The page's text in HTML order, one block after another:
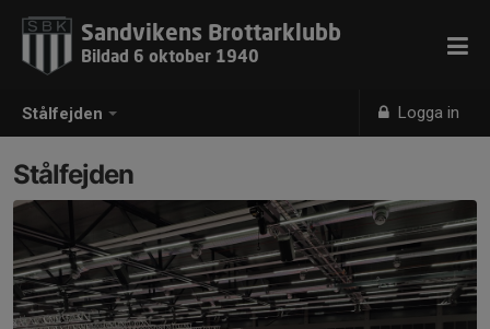
Stålfejden Logga in
Sandvikens Brottarklubb
Bildad 6 oktober 1940
Stålfejden